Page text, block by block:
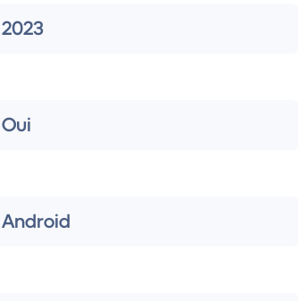
2023
Oui
Android